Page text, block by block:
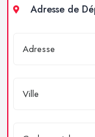
Adresse de